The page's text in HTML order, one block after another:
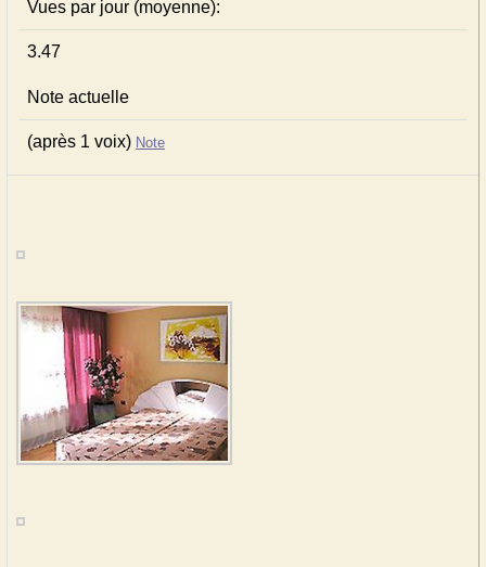
Vues par jour (moyenne):
3.47
Note actuelle
(après 1 voix) Note